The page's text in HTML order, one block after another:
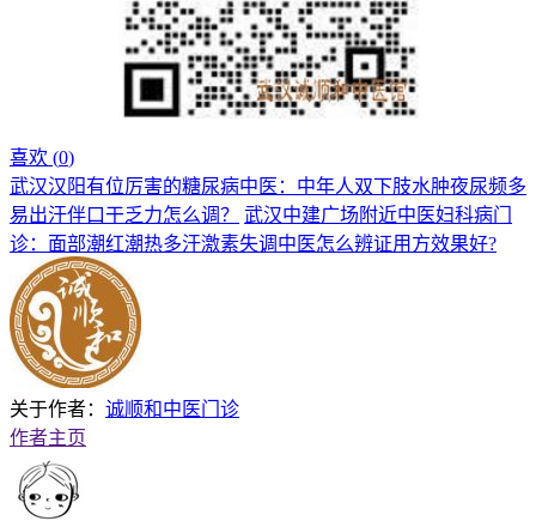
喜欢 (0)
武汉汉阳有位厉害的糖尿病中医：中年人双下肢水肿夜尿频多
易出汗伴口干乏力怎么调？
武汉中建广场附近中医妇科病门
诊：面部潮红潮热多汗激素失调中医怎么辨证用方效果好?
关于作者： 诚顺和中医门诊
作者主页